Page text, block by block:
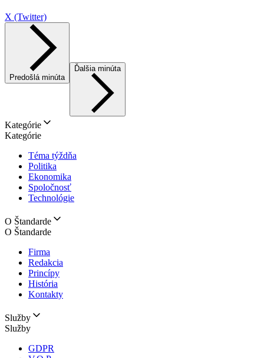
X (Twitter)
Predošlá minúta
Ďalšia minúta
Kategórie
Kategórie
Téma týždňa
Politika
Ekonomika
Spoločnosť
Technológie
O Štandarde
O Štandarde
Firma
Redakcia
Princípy
História
Kontakty
Služby
Služby
GDPR